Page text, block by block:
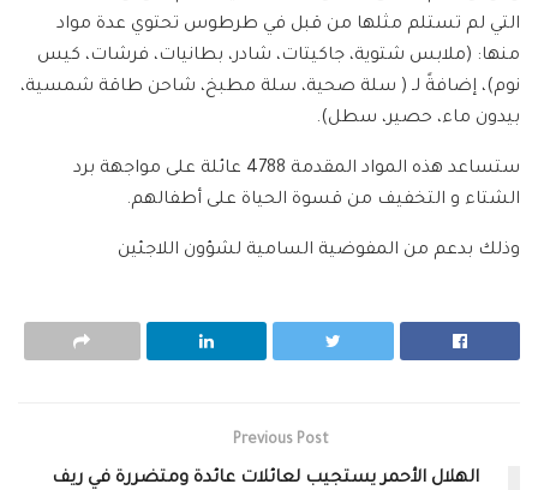
التي لم تستلم مثلها من قبل في طرطوس تحتوي عدة مواد
منها: (ملابس شتوية، جاكيتات، شادر، بطانيات، فرشات، كيس
نوم)، إضافةً لـ ( سلة صحية، سلة مطبخ، شاحن طاقة شمسية،
بيدون ماء، حصير، سطل).
ستساعد هذه المواد المقدمة 4788 عائلة على مواجهة برد
الشتاء و التخفيف من قسوة الحياة على أطفالهم.
وذلك بدعم من المفوضية السامية لشؤون اللاجئين
Previous Post
الهلال الأحمر يستجيب لعائلات عائدة ومتضررة في ريف